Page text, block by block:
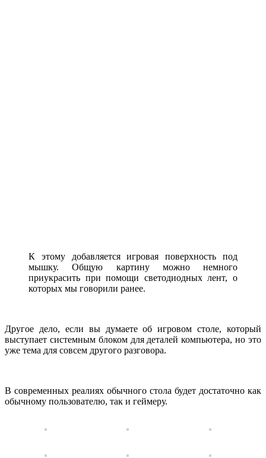
К этому добавляется игровая поверхность под
мышку. Общую картину можно немного
приукрасить при помощи светодиодных лент, о
которых мы говорили ранее.
Другое дело, если вы думаете об игровом столе, который
выступает системным блоком для деталей компьютера, но это
уже тема для совсем другого разговора.
В современных реалиях обычного стола будет достаточно как
обычному пользователю, так и геймеру.